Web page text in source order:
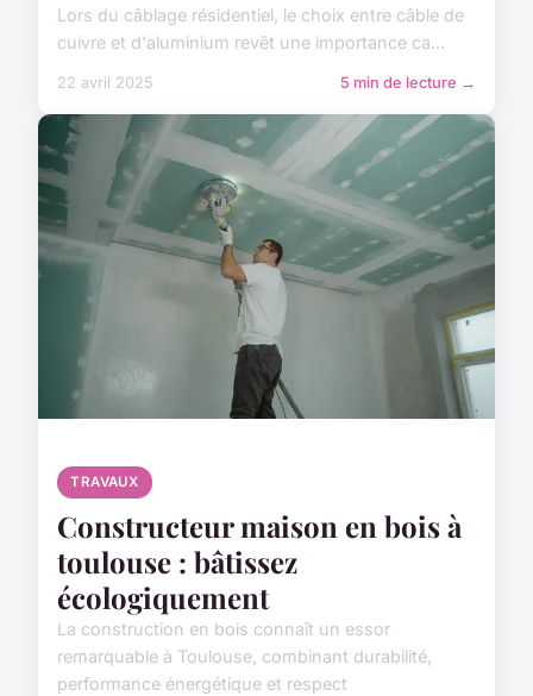
Lors du câblage résidentiel, le choix entre câble de
cuivre et d'aluminium revêt une importance ca...
22 avril 2025 5 min de lecture →
TRAVAUX
Constructeur maison en bois à
toulouse : bâtissez
écologiquement
La construction en bois connaît un essor
remarquable à Toulouse, combinant durabilité,
performance énergétique et respect